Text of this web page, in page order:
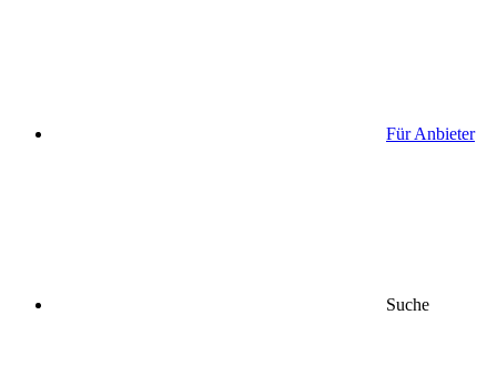
Für Anbieter
Suche